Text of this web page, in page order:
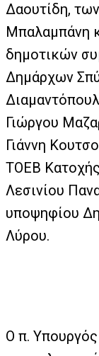
Δαουτίδη,
Μπαλαμπάνη
δημοτικών
Δημάρχων
Γιώργου
Γιάννη
ΤΟΕΒ
Λεσινίου
υποψηφίου
Λύρου.
Ο π.